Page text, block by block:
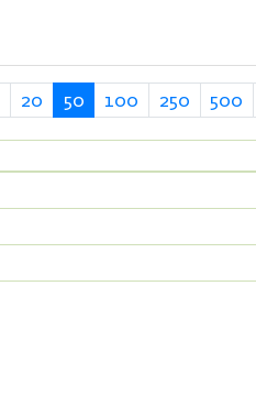
20 50 100 250 500